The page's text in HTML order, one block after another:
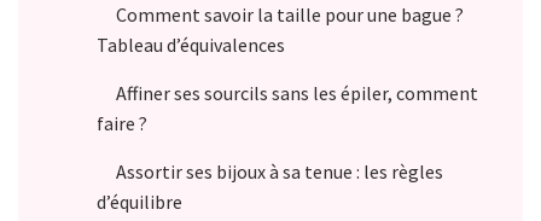
Comment savoir la taille pour une bague ?
Tableau d’équivalences
Affiner ses sourcils sans les épiler, comment
faire ?
Assortir ses bijoux à sa tenue : les règles
d’équilibre